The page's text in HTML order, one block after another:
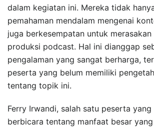
dalam kegiatan ini. Mereka tidak
pemahaman mendalam mengenai
juga berkesempatan untuk
produksi podcast. Hal ini dianggap
pengalaman yang sangat berharga,
peserta yang belum memiliki
tentang topik ini.
Ferry Irwandi, salah satu peserta yang
berbicara tentang manfaat besar